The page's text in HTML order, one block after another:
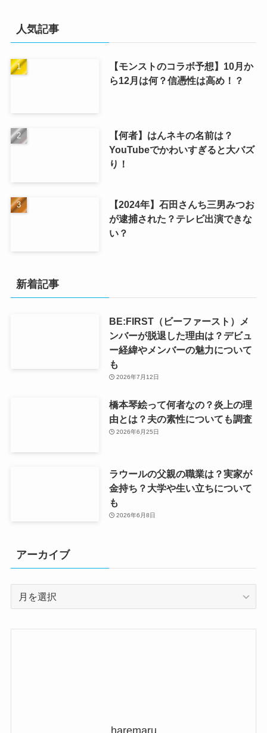
人気記事
【モンストのコラボ予想】10月か
ら12月は何？信憑性は高め！？
【何者】はんネキの名前は？
YouTubeでかわいすぎると大バズ
り！
【2024年】石田さんち三男みつお
が逮捕された？テレビ出演できな
い？
新着記事
BE:FIRST（ビーファースト）メ
ンバーが脱退した理由は？デビュ
ー経緯やメンバーの魅力について
も
2026年7月12日
橋本琴絵って何者なの？炎上の理
由とは？夫の素性についても調査
2026年6月25日
ラウールの父親の職業は？実家が
金持ち？大学や生い立ちについて
も
2026年6月8日
アーカイブ
haremaru